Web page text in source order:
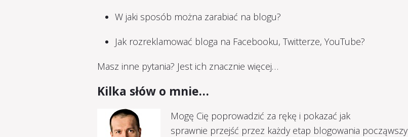
W jaki sposób można zarabiać na blogu?
Jak rozreklamować bloga na Facebooku, Twitterze, YouTube?
Masz inne pytania? Jest ich znacznie więcej…
Kilka słów o mnie…
Mogę Cię poprowadzić za rękę i pokazać jak
sprawnie przejść przez każdy etap blogowania począwszy